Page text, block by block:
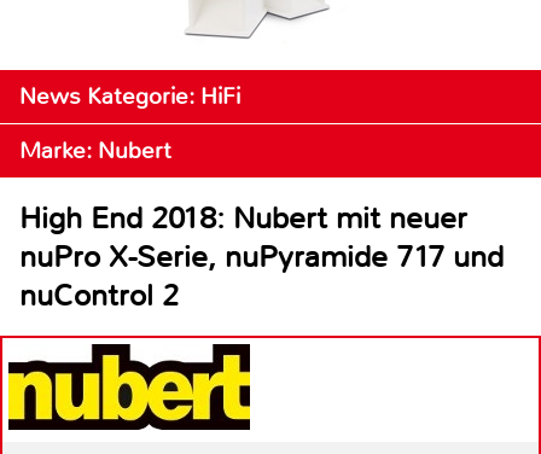
News Kategorie: HiFi
Marke: Nubert
High End 2018: Nubert mit neuer
nuPro X-Serie, nuPyramide 717 und
nuControl 2